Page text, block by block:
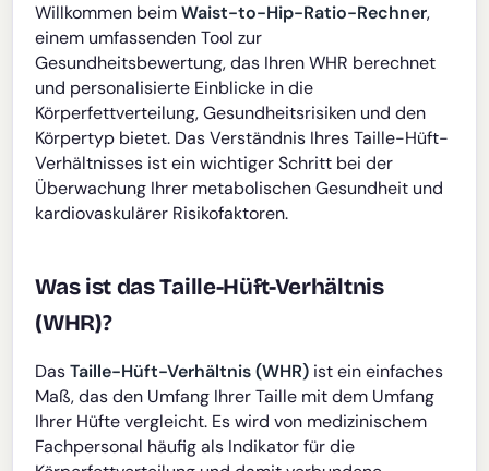
Willkommen beimWaist-to-Hip-Ratio-Rechner,
einem umfassenden Tool zur
Gesundheitsbewertung, das Ihren WHR berechnet
und personalisierte Einblicke in die
Körperfettverteilung, Gesundheitsrisiken und den
Körpertyp bietet. Das Verständnis Ihres Taille-Hüft-
Verhältnisses ist ein wichtiger Schritt bei der
Überwachung Ihrer metabolischen Gesundheit und
kardiovaskulärer Risikofaktoren.
Was ist das Taille-Hüft-Verhältnis
(WHR)?
DasTaille-Hüft-Verhältnis (WHR) ist ein einfaches
Maß, das den Umfang Ihrer Taille mit dem Umfang
Ihrer Hüfte vergleicht. Es wird von medizinischem
Fachpersonal häufig als Indikator für die